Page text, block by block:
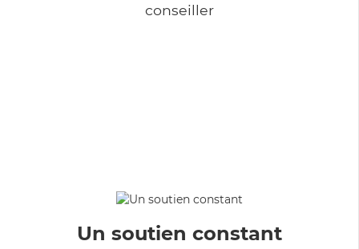
conseiller
Un soutien constant